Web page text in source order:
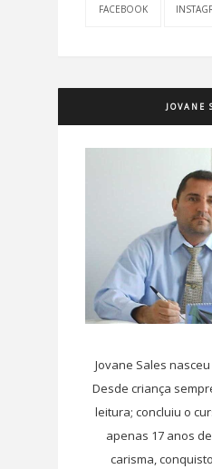
FACEBOOK
JOVANE
Jovane Sales
Desde criança
leitura; concluiu o
apenas 17 anos
carisma,